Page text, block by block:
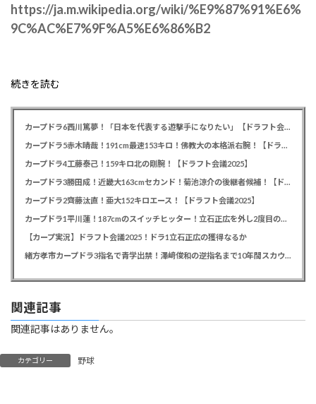
https://ja.m.wikipedia.org/wiki/%E9%87%91%E6%
9C%AC%E7%9F%A5%E6%86%B2
続きを読む
カープドラ6西川篤夢！「日本を代表する遊撃手になりたい」【ドラフト会議2025】
カープドラ5赤木晴哉！191cm最速153キロ！佛教大の本格派右腕！【ドラフト会議2025】
カープドラ4工藤泰己！159キロ北の剛腕！【ドラフト会議2025】
カープドラ3勝田成！近畿大163cmセカンド！菊池涼介の後継者候補！【ドラフト会議2025】
カープドラ2齊藤汰直！亜大152キロエース！【ドラフト会議2025】
カープドラ1平川蓮！187cmのスイッチヒッター！立石正広を外し2度目の重複も新井監督がクジを引き当てる！【ドラフト会議2025】
【カープ実況】ドラフト会議2025！ドラ1立石正広の獲得なるか
緒方孝市カープドラ3指名で青学出禁！澤﨑俊和の逆指名まで10年間スカウト出禁
関連記事
関連記事はありません。
カテゴリー 野球